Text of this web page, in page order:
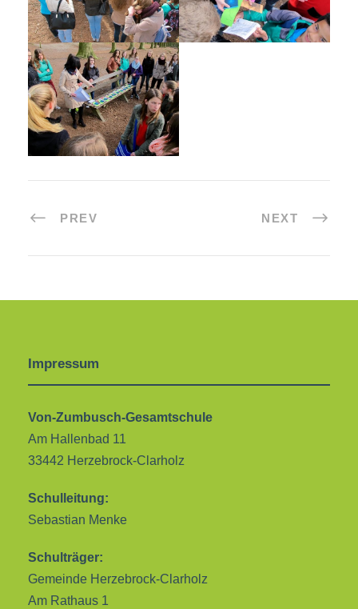
PREV NEXT
Impressum
Von-Zumbusch-Gesamtschule
Am Hallenbad 11
33442 Herzebrock-Clarholz
Schulleitung:
Sebastian Menke
Schulträger:
Gemeinde Herzebrock-Clarholz
Am Rathaus 1